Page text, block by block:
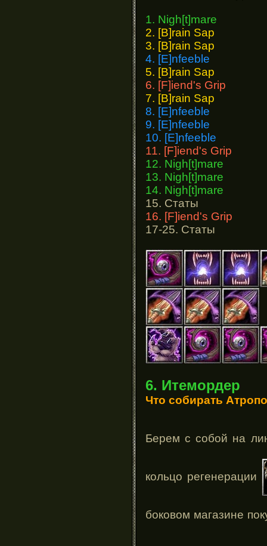
1. Nigh[t]mare
2. [B]rain Sap
3. [B]rain Sap
4. [E]nfeeble
5. [B]rain Sap
6. [F]iend's Grip
7. [B]rain Sap
8. [E]nfeeble
9. [E]nfeeble
10. [E]nfeeble
11. [F]iend's Grip
12. Nigh[t]mare
13. Nigh[t]mare
14. Nigh[t]mare
15. Статы
16. [F]iend's Grip
17-25. Статы
6. Итемордер
Что собирать
Берем с собой на
кольцо регенерации
боковом магазине